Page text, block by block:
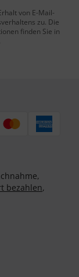
von E-Mail-
zu. Die
finden Sie in
bezahlen,